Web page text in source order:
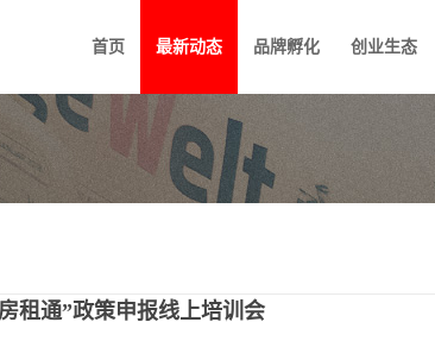
首页 最新动态 品牌孵化 创业生态
租通”政策申报线上培训会